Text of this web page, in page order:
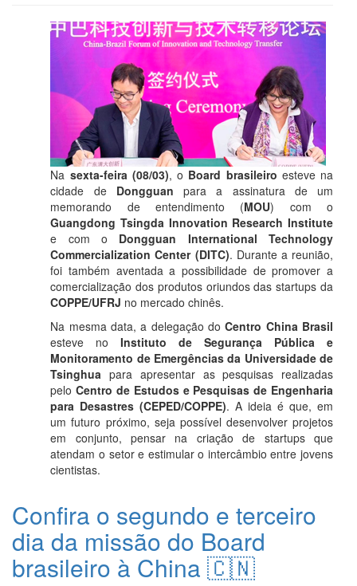
Na sexta-feira (08/03), o Board brasileiro esteve na
cidade de Dongguan para a assinatura de um
memorando de entendimento (MOU) com o
Guangdong Tsingda Innovation Research Institute
e com o Dongguan International Technology
Commercialization Center (DITC). Durante a reunião,
foi também aventada a possibilidade de promover a
comercialização dos produtos oriundos das startups da
COPPE/UFRJ no mercado chinês.
Na mesma data, a delegação do Centro China Brasil
esteve no Instituto de Segurança Pública e
Monitoramento de Emergências da Universidade de
Tsinghua para apresentar as pesquisas realizadas
peloCentro de Estudos e Pesquisas de Engenharia
para Desastres (CEPED/COPPE). A ideia é que, em
um futuro próximo, seja possível desenvolver projetos
em conjunto, pensar na criação de startups que
atendam o setor e estimular o intercâmbio entre jovens
cientistas.
Confira o segundo e terceiro
dia da missão do Board
brasileiro à China 🇨🇳